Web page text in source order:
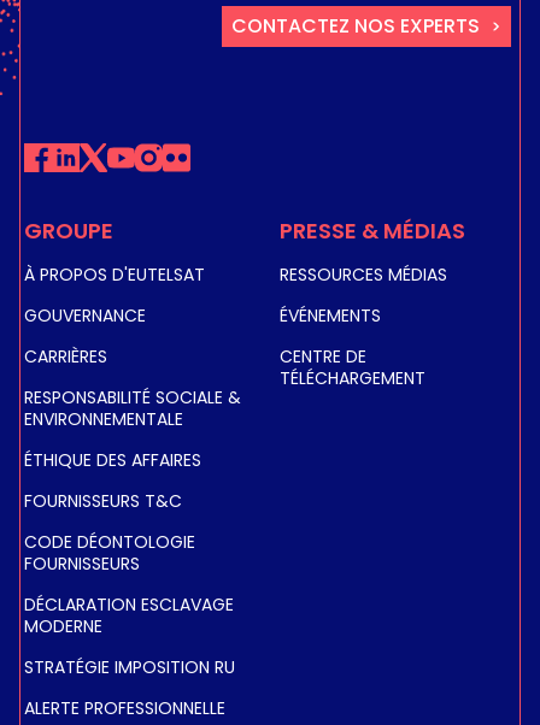
CONTACTEZ NOS EXPERTS
GROUPE
À PROPOS D'EUTELSAT
GOUVERNANCE
CARRIÈRES
RESPONSABILITÉ SOCIALE &
ENVIRONNEMENTALE
ÉTHIQUE DES AFFAIRES
FOURNISSEURS T&C
CODE DÉONTOLOGIE
FOURNISSEURS
DÉCLARATION ESCLAVAGE
MODERNE
STRATÉGIE IMPOSITION RU
ALERTE PROFESSIONNELLE
PRESSE & MÉDIAS
RESSOURCES MÉDIAS
ÉVÉNEMENTS
CENTRE DE
TÉLÉCHARGEMENT